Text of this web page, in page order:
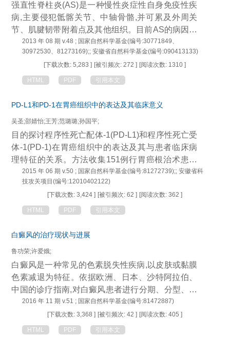
强直性脊柱炎(AS)是一种慢性炎症性自身免疫性疾
病,主要侵犯骶髂关节、中轴骨骼,并可累及外周关
节、肌腱韧带附着点及其他组织。目前AS的病因及
发病机制尚不明确。流行病学研究能够帮助人们认
识疾病的发展规律、探索病因、预防疾病。现从患
病率与发病率、性别分布、年龄分布、易感因素、
流行病学挑战等方面对AS的流行病学研究进展进行
2013 年 08 期 v.48 ; 国家自然科学基金(编号:30771849、
30972530、81273169);; 安徽省自然科学基金(编号:090413133)
[下载次数: 5,283 ] [被引频次: 272 ] [阅读次数: 1310 ]
HTML PDF 引用本文
PD-L1和PD-1在胃癌组织中的表达及其临床意义
吴圣;邵婧怡;王芳;范璐璐;孙国平;
目的探讨程序性死亡配体-1(PD-L1)和程序性死亡受
体-1(PD-1)在胃癌组织中的表达及其与患者临床病
理特征的关系。方法收集151例行胃癌根治术患者
的肿瘤组织标本及其对应的74例转移淋巴结标本,以
及20例癌旁组织标本,采用免疫组织化学法检测其中
PD-L1和PD-1蛋白表达,并分析其与患者各项临床指
标关系。结果 PD-L1和PD-1在胃癌细胞及癌间质淋
3%和38.41%;癌旁组织不表达PDL1和PD-1;在转移
关。PD-L1表达与p TNM分期、浸润层面、淋巴结
转移情况及脉管癌栓相关(P<0.05),PD-1与各临床指
标不相关。结论 PD-L1和PD-1在胃癌组织中表达显
可能成为预测胃癌进展和预后的新分子标志物,阻断
PD-L1/PD-1信号通路有望成为胃癌免疫治疗的新策
2015 年 06 期 v.50 ; 国家自然科学基金(编号:81272739);; 安徽省科
技攻关项目(编号:12010402122)
[下载次数: 3,424 ] [被引频次: 62 ] [阅读次数: 362 ]
HTML PDF 引用本文
白癜风的治疗现状与进展
鲁功荣;许爱娥;
白癜风是一种常见的色素脱失性疾病,以皮肤或黏膜
色素减退为特征。依据欧洲、日本、沙特阿拉伯、
中国的诊疗指南,对白癜风患者进行分期、分型、分
部位论证,其治疗方法主要有外用激素、钙调磷酸酶
抑制剂、光疗和手术移植等。白癜风的治疗仍是一
大难题,目前认为联合疗法治疗白癜风最为有效。
2016 年 11 期 v.51 ; 国家自然科学基金(编号:81472887)
[下载次数: 3,368 ] [被引频次: 42 ] [阅读次数: 405 ]
HTML PDF 引用本文